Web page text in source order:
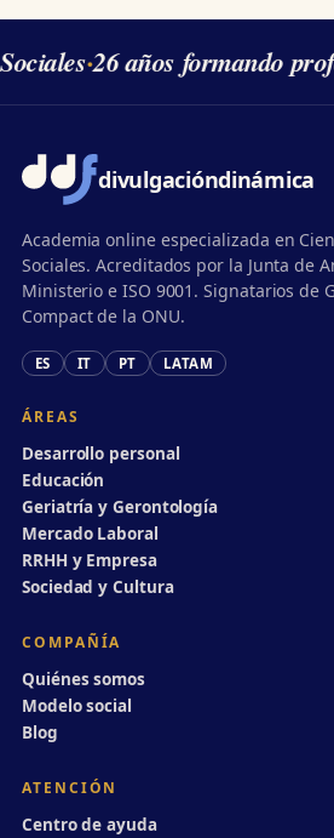
·26 años formando
divulgacióndinámica
Academia online especializada en
Sociales. Acreditados por la Junta de
Ministerio e ISO 9001. Signatarios de
Compact de la ONU.
ES IT PT LATAM
ÁREAS
Desarrollo personal
Educación
Geriatría y Gerontología
Mercado Laboral
RRHH y Empresa
Sociedad y Cultura
COMPAÑÍA
Quiénes somos
Modelo social
Blog
ATENCIÓN
Centro de ayuda